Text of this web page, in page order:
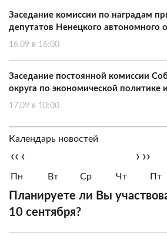
Заседание комиссии по наградам
депутатов Ненецкого автономного
16.09 в 16:00
Заседание постоянной комиссии
округа по экономической политике
17.09 в 10:00
Календарь новостей
‹‹ ‹ › ››
Пн Вт Ср Чт Пт
Планируете ли Вы
10 сентября?